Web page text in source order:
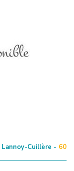
Lannoy-Cuillère - 60